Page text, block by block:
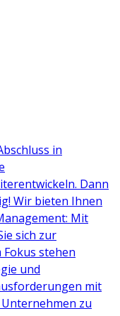
in
Dann
Wir bieten Ihnen
Mit
sich zur
stehen
und
mit
zu